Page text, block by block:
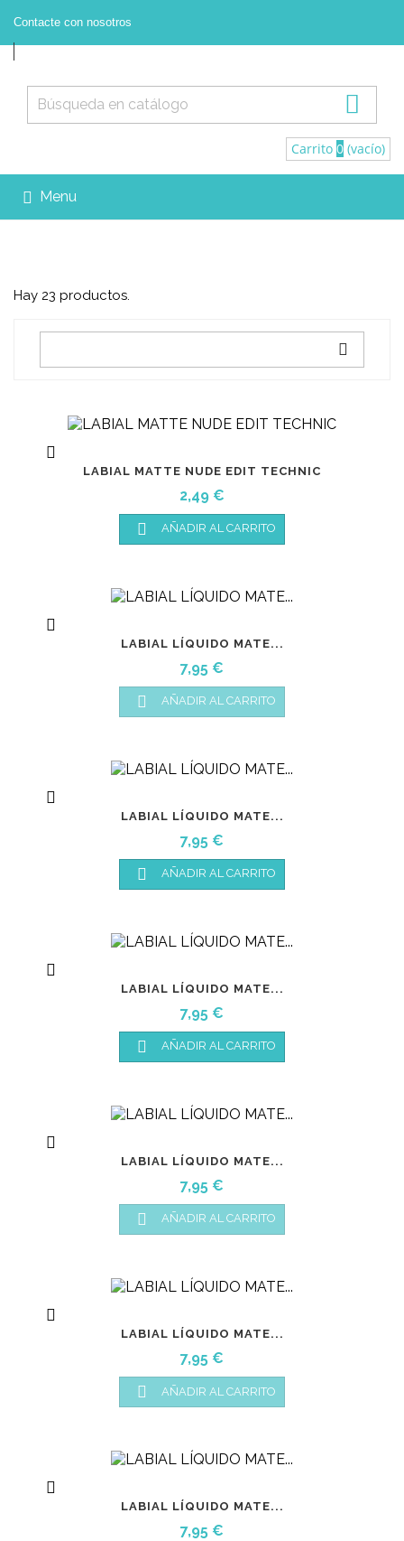
Contacte con nosotros

Carrito 0 (vacío)
 Menu
Hay 23 productos.


LABIAL MATTE NUDE EDIT TECHNIC
Precio
2,49 €
 AÑADIR AL CARRITO

LABIAL LÍQUIDO MATE...
Precio
7,95 €
 AÑADIR AL CARRITO

LABIAL LÍQUIDO MATE...
Precio
7,95 €
 AÑADIR AL CARRITO

LABIAL LÍQUIDO MATE...
Precio
7,95 €
 AÑADIR AL CARRITO

LABIAL LÍQUIDO MATE...
Precio
7,95 €
 AÑADIR AL CARRITO

LABIAL LÍQUIDO MATE...
Precio
7,95 €
 AÑADIR AL CARRITO

LABIAL LÍQUIDO MATE...
Precio
7,95 €